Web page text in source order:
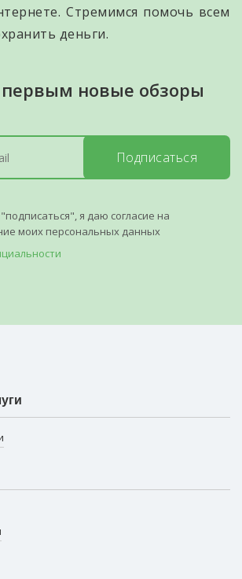
Стремимся помочь всем
деньги.
первым новые обзоры
Подписаться
я даю согласие на
моих персональных данных